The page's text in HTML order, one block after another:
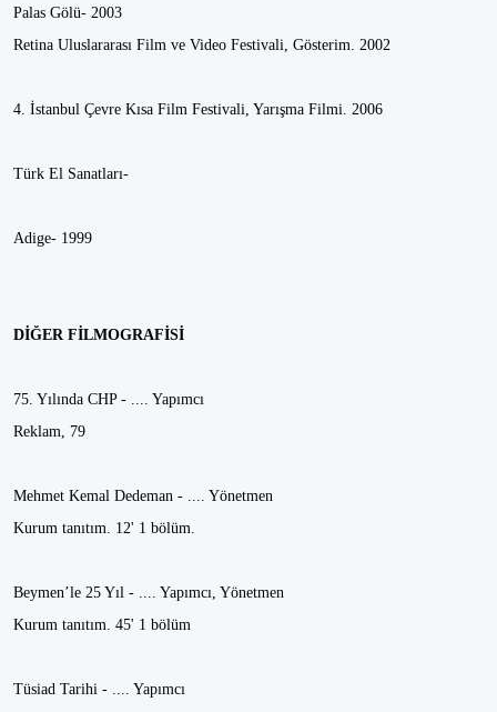
Palas Gölü- 2003
Retina Uluslararası Film ve Video Festivali, Gösterim. 2002
4. İstanbul Çevre Kısa Film Festivali, Yarışma Filmi. 2006
Türk El Sanatları-
Adige- 1999
DİĞER FİLMOGRAFİSİ
75. Yılında CHP - .... Yapımcı
Reklam, 79
Mehmet Kemal Dedeman - .... Yönetmen
Kurum tanıtım. 12' 1 bölüm.
Beymen’le 25 Yıl - .... Yapımcı, Yönetmen
Kurum tanıtım. 45' 1 bölüm
Tüsiad Tarihi - .... Yapımcı